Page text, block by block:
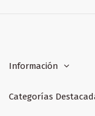
Información
Categorías